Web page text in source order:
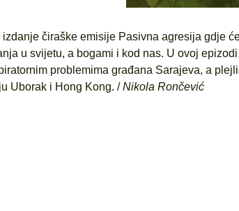
čiraške emisije Pasivna agresija gdje
u svijetu, a bogami i kod nas. U ovoj
problemima građana Sarajeva, a
Uborak i Hong Kong. /Nikola Rončević